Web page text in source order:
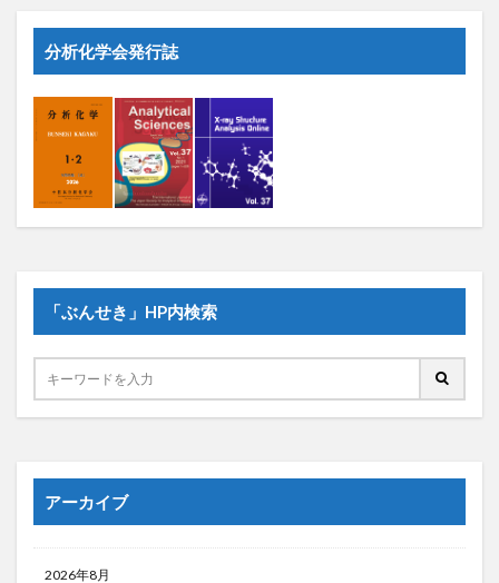
分析化学会発行誌
「ぶんせき」HP内検索
アーカイブ
2026年8月